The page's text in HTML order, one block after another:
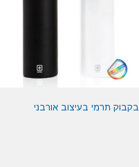
בקבוק תרמי בעיצוב אורבני